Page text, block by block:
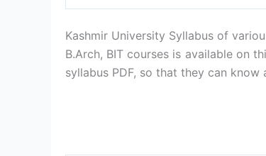
Kashmir University Syllabus of
B.Arch, BIT courses is available on
syllabus PDF, so that they can